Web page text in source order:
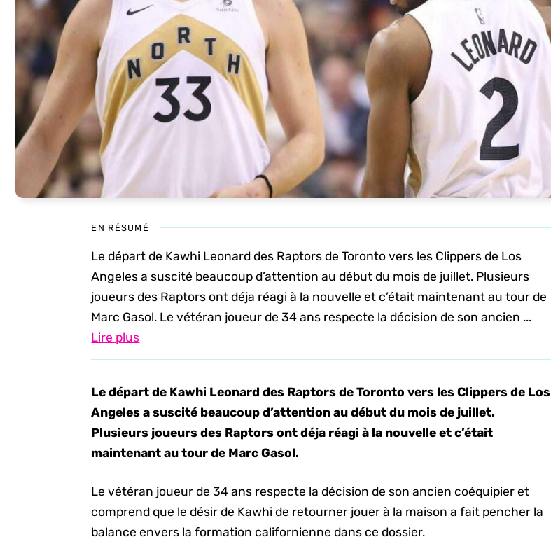
EN RÉSUMÉ
Le départ de Kawhi Leonard des Raptors de Toronto vers les Clippers de Los
Angeles a suscité beaucoup d’attention au début du mois de juillet. Plusieurs
joueurs des Raptors ont déja réagi à la nouvelle et c’était maintenant au tour de
Marc Gasol. Le vétéran joueur de 34 ans respecte la décision de son ancien ...
Lire plus
Le départ de Kawhi Leonard des Raptors de Toronto vers les Clippers de Los
Angeles a suscité beaucoup d’attention au début du mois de juillet.
Plusieurs joueurs des Raptors ont déja réagi à la nouvelle et c’était
maintenant au tour de Marc Gasol.
Le vétéran joueur de 34 ans respecte la décision de son ancien coéquipier et
comprend que le désir de Kawhi de retourner jouer à la maison a fait pencher la
balance envers la formation californienne dans ce dossier.